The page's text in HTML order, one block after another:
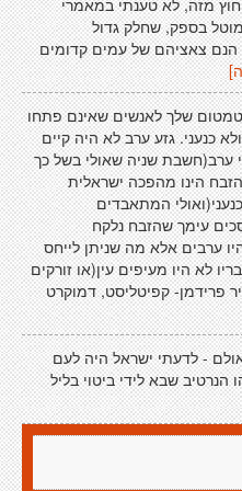
מזה, לא טענתי במאמרי
בספק, שחלק גדול
הנם צאציהם של עמים קדומים
שלך לאנשים שאינם פתחו
כנעני. גזע ערב לא היה קיים
ערב(חשבת שניה שאולי בשל כך
הינו מהפכה ישראלית
המתאבדים
עימך שהזבח נלקח
ערבים אלא מה שניתן לייחס
לא היו מעיפים עין(או זורקים
קפיטליסט, דמוקרט
- לדעתי ישראל היה לעם
שבא לידי ביטוי בליל